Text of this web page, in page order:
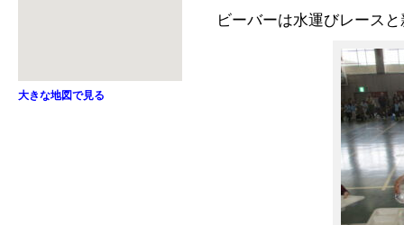
大きな地図で見る
ビーバーは水運びレース